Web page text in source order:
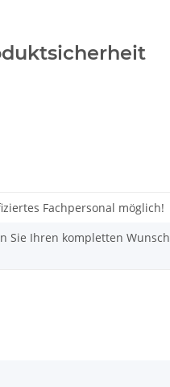
Fachpersonal möglich!
Ihren kompletten